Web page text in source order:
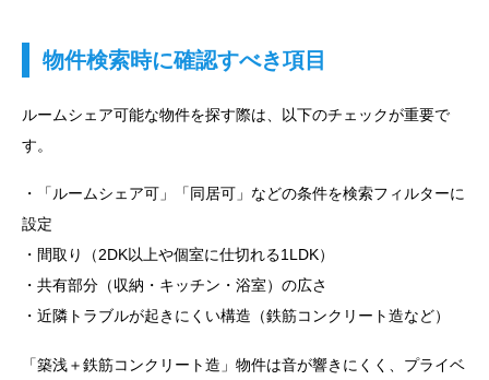
物件検索時に確認すべき項目
ルームシェア可能な物件を探す際は、以下のチェックが重要で
す。
・「ルームシェア可」「同居可」などの条件を検索フィルターに
設定
・間取り（2DK以上や個室に仕切れる1LDK）
・共有部分（収納・キッチン・浴室）の広さ
・近隣トラブルが起きにくい構造（鉄筋コンクリート造など）
「築浅＋鉄筋コンクリート造」物件は音が響きにくく、プライベ